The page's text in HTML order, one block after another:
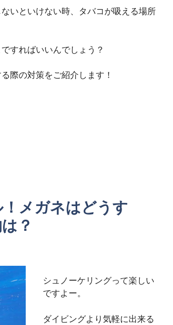
いといけない時、タバコが吸える場所
すればいいんでしょう？
際の対策をご紹介します！
メガネはどうす
？
シュノーケリングって楽しい
ですよー。
ダイビングより気軽に出来る